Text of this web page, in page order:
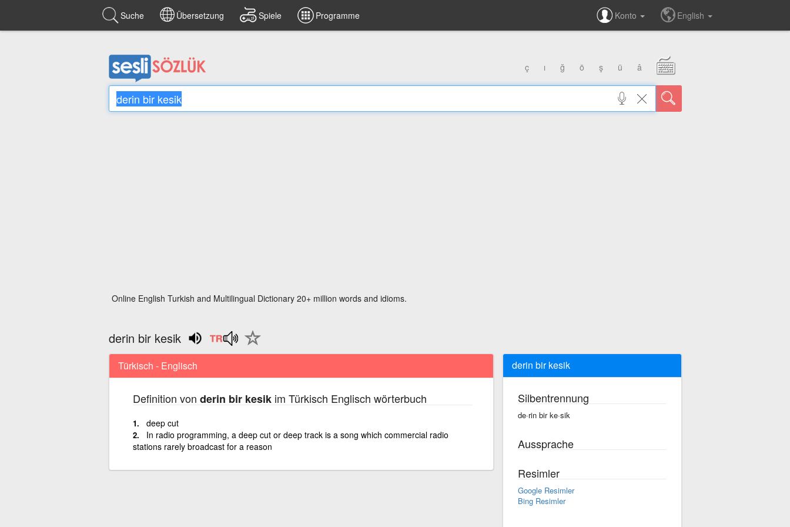
Suche Übersetzung Spiele Programme Konto English
ç ı ğ ö ş ü â
Online English Turkish and Multilingual Dictionary 20+ million words and idioms.
derin bir kesik
Türkisch - Englisch
Definition von derin bir kesikim Türkisch Englisch wörterbuch
deep cut
In radio programming, a deep cut or deep track is a song which commercial radio
stations rarely broadcast for a reason
derin bir kesik
Silbentrennung
de·rin bir ke·sik
Aussprache
Resimler
Google Resimler
Bing Resimler